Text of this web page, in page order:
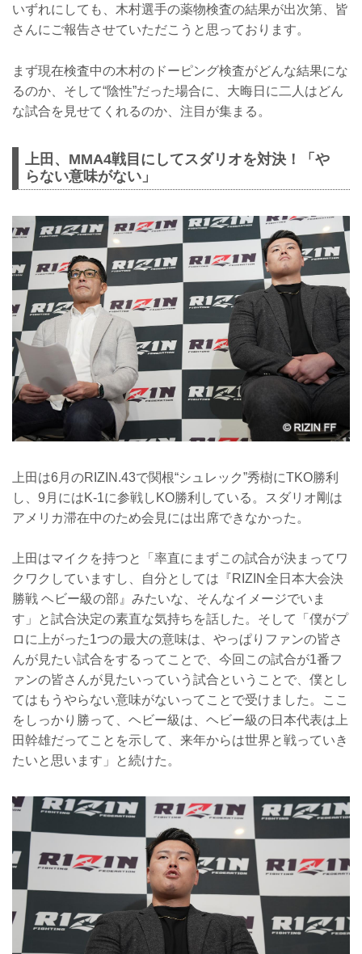
いずれにしても、木村選手の薬物検査の結果が出次第、皆
さんにご報告させていただこうと思っております。
まず現在検査中の木村のドーピング検査がどんな結果にな
るのか、そして“陰性”だった場合に、大晦日に二人はどん
な試合を見せてくれるのか、注目が集まる。
上田、MMA4戦目にしてスダリオを対決！「や
らない意味がない」
上田は6月のRIZIN.43で関根“シュレック”秀樹にTKO勝利
し、9月にはK-1に参戦しKO勝利している。スダリオ剛は
アメリカ滞在中のため会見には出席できなかった。
上田はマイクを持つと「率直にまずこの試合が決まってワ
クワクしていますし、自分としては『RIZIN全日本大会決
勝戦 ヘビー級の部』みたいな、そんなイメージでいま
す」と試合決定の素直な気持ちを話した。そして「僕がプ
ロに上がった1つの最大の意味は、やっぱりファンの皆さ
んが見たい試合をするってことで、今回この試合が1番フ
ァンの皆さんが見たいっていう試合ということで、僕とし
てはもうやらない意味がないってことで受けました。ここ
をしっかり勝って、ヘビー級は、ヘビー級の日本代表は上
田幹雄だってことを示して、来年からは世界と戦っていき
たいと思います」と続けた。